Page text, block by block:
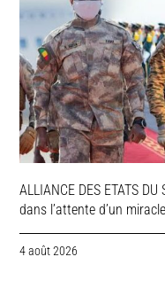
ALLIANCE DES ETATS
dans l’attente d’un miracle
4 août 2026